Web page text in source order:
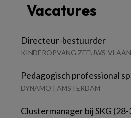
Vacatures
Directeur-bestuurder
KINDEROPVANG ZEEUWS-
Pedagogisch professional
DYNAMO | AMSTERDAM
Clustermanager bij SKG